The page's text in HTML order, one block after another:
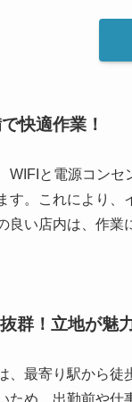
快適作業！
WIFIと電源コン
す。これにより、
良い店内は、作
群！立地が魅
、最寄り駅から